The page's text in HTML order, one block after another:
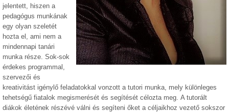
jelentett, hiszen a
pedagógus munkának
egy olyan szeletét
hozta el, ami nem a
mindennapi tanári
munka része. Sok-sok
érdekes programmal,
szervezői és
kreativitást igénylő feladatokkal vonzott a tutori munka, mely különleges
tehetségű fiatalok megismerését és segítését célozta meg. A tutorált
diákok életének részévé válni és segíteni őket a céljaikhoz vezető sokszor